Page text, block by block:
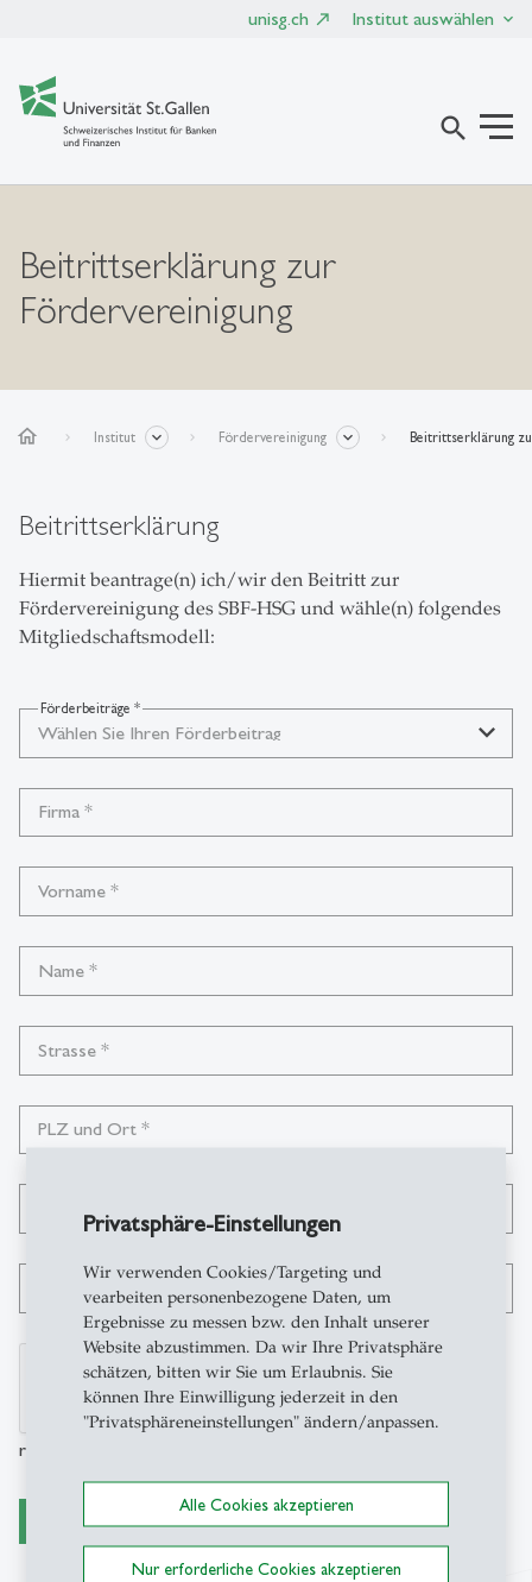
Privatsphäre-Einstellungen
Wir verwenden Cookies/Targeting und
vearbeiten personenbezogene Daten, um
Ergebnisse zu messen bzw. den Inhalt unserer
Website abzustimmen. Da wir Ihre Privatsphäre
schätzen, bitten wir Sie um Erlaubnis. Sie
können Ihre Einwilligung jederzeit in den
"Privatsphäreneinstellungen" ändern/anpassen.
Alle Cookies akzeptieren
Nur erforderliche Cookies akzeptieren
unisg.ch Institut auswählen
search
Beitrittserklärung zur
Fördervereinigung
home Institut Fördervereinigung Beitrittserklärung
Beitrittserklärung
Hiermit beantrage(n) ich/wir den Beitritt zur
Fördervereinigung des SBF-HSG und wähle(n) folgendes
Mitgliedschaftsmodell:
Wählen Sie Ihren Förderbeitrag
Förderbeiträge *
Firma *
Vorname *
Name *
Strasse *
PLZ und Ort *
E-Mail Adresse
reCAPTCHA
Absenden